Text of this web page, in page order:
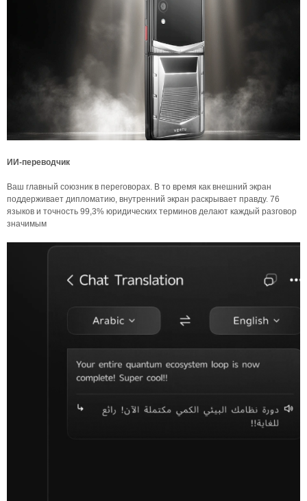
ИИ-переводчик
Ваш главный союзник в переговорах. В то время как внешний экран
поддерживает дипломатию, внутренний экран раскрывает правду. 76
языков и точность 99,3% юридических терминов делают каждый разговор
значимым